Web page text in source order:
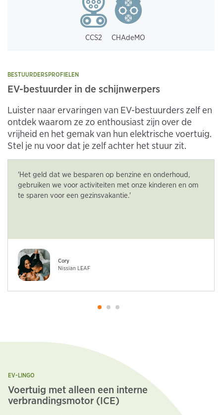
CCS2 CHAdeMO
BESTUURDERSPROFIELEN
EV-bestuurder in de schijnwerpers
Luister naar ervaringen van EV-bestuurders zelf en
ontdek waarom ze zo enthousiast zijn over de
vrijheid en het gemak van hun elektrische voertuig.
Stel je nu voor dat je zelf achter het stuur zit.
'Het geld dat we besparen op benzine en onderhoud,
gebruiken we voor activiteiten met onze kinderen en om
te sparen voor een gezinsvakantie.'
Cory
Nissian LEAF
EV-LINGO
Voertuig met alleen een interne
verbrandingsmotor (ICE)